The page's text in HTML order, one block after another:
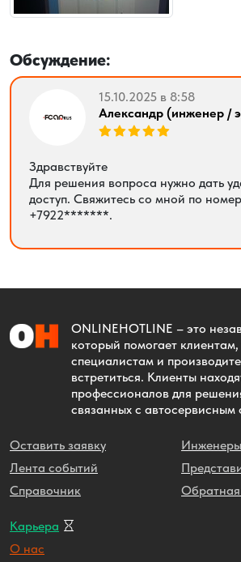
Обсуждение:
Александр (инженер /
15.10.2025 в 8:58
Здравствуйте
Для решения вопроса нужно дать
доступ. Свяжитесь со мной по
+7922*******.
ONLINEHOTLINE – это
который помогает
специалистам и
встретиться. Клиенты
профессионалов для
связанных с
Оставить заявку
Лента событий
Справочник
Обратная
Карьера
О нас